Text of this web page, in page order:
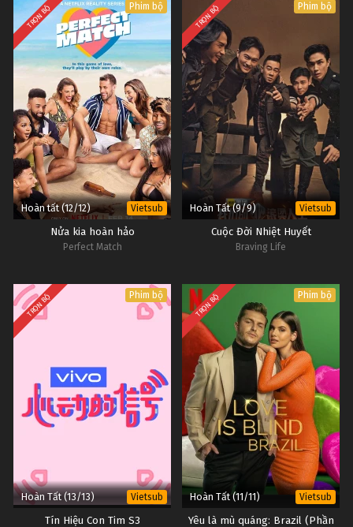
TRỌN BỘ Phim bộ
Hoàn tất (12/12) Vietsub
Nửa kia hoàn hảo
Perfect Match
TRỌN BỘ Phim bộ
Hoàn Tất (9/9) Vietsub
Cuộc Đời Nhiệt Huyết
Braving Life
TRỌN BỘ Phim bộ
Hoàn Tất (13/13) Vietsub
Tín Hiệu Con Tim S3
TRỌN BỘ Phim bộ
Hoàn Tất (11/11) Vietsub
Yêu là mù quáng: Brazil (Phần